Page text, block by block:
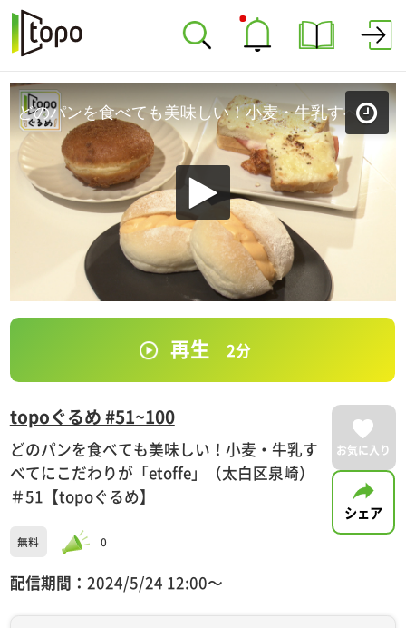
どのパンを食べても美味しい！小麦・牛乳すべてにこだわりが「etoffe」（太白区泉崎）＃51【topoぐるめ】
再生 2分
topoぐるめ #51~100
どのパンを食べても美味しい！小麦・牛乳す
べてにこだわりが「etoffe」（太白区泉崎）
＃51【topoぐるめ】
無料 0
配信期間： 2024/5/24 12:00〜
お気に入り
シェア